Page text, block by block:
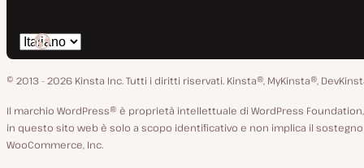
Cambia
lingua
© 2013 - 2026 Kinsta Inc. Tutti i diritti riservati. Kinsta®, MyKinsta®,
Il marchio WordPress® è proprietà intellettuale di WordPress
in questo sito web è solo a scopo identificativo e non implica il
WooCommerce, Inc.